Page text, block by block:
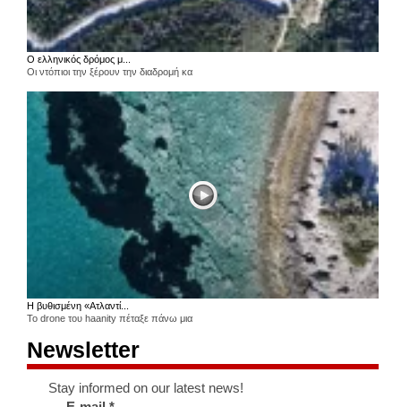
Ο ελληνικός δρόμος μ...
Οι ντόπιοι την ξέρουν την διαδρομή κα
Η βυθισμένη «Ατλαντί...
Το drone του haanity πέταξε πάνω μια
Newsletter
Stay informed on our latest news!